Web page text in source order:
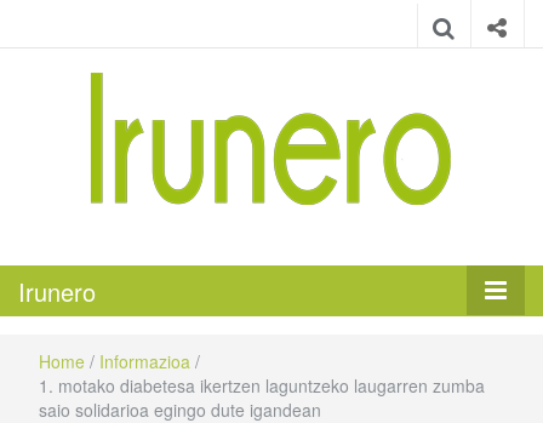
Irunero
Home / Informazioa /
1. motako diabetesa ikertzen laguntzeko laugarren zumba
saio solidarioa egingo dute igandean